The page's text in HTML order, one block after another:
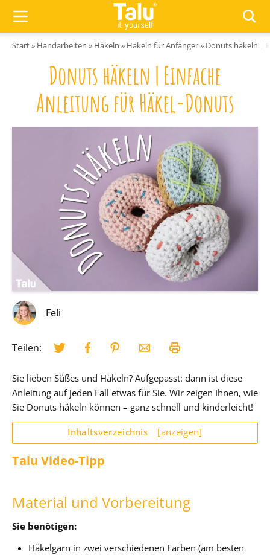
Start» Handarbeiten » Häkeln » Häkeln für Anfänger» Donuts häkeln |
Donuts häkeln | Einfache
Anleitung für Häkel-Donuts
Feli
Teilen:
Sie lieben Süßes und Häkeln? Aufgepasst: dann ist diese
Anleitung auf jeden Fall etwas für Sie. Wir zeigen Ihnen, wie
Sie Donuts häkeln können – ganz schnell und kinderleicht!
Inhaltsverzeichnis [anzeigen]
Talu Video-Tipp
Material und Vorbereitung
Sie benötigen:
Häkelgarn in zwei verschiedenen Farben (am besten